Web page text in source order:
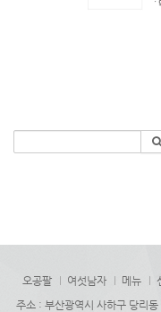
오공팔 여섯남자 메뉴
주소 : 부산광역시 사하구 당리